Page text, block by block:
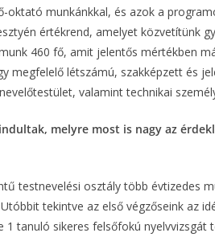
oktató munkánkkal, és azok a
értékrend, amelyet közvetítünk
460 fő, amit jelentős mértékben
megfelelő létszámú, szakképzett és
valamint technikai
melyre most is nagy az
testnevelési osztály több évtizedes
tekintve az első végzőseink az
1 tanuló sikeres felsőfokú nyelvvizsgát